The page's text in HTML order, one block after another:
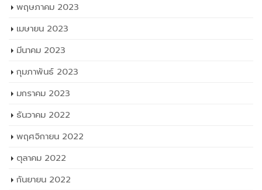
พฤษภาคม 2023
เมษายน 2023
มีนาคม 2023
กุมภาพันธ์ 2023
มกราคม 2023
ธันวาคม 2022
พฤศจิกายน 2022
ตุลาคม 2022
กันยายน 2022